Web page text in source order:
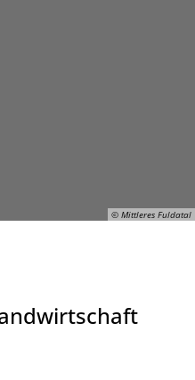
© Mittleres Fuldatal